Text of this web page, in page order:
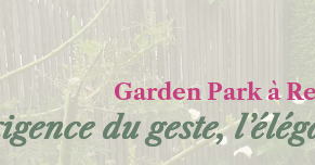
Garden Park à
du geste,